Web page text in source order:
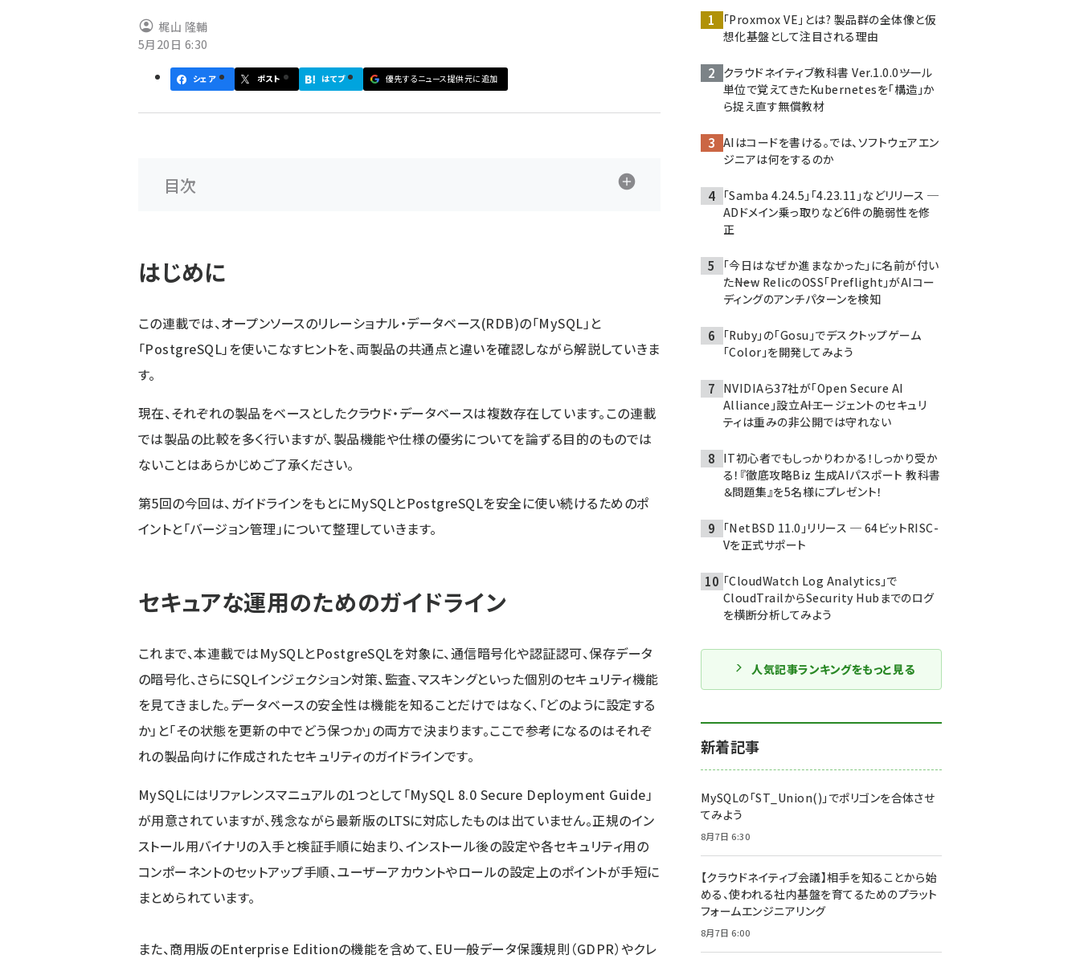
梶山 隆輔
5月20日 6:30
シェア ポスト はてブ 優先するニュース提供元に追加
目次
はじめに
この連載では、オープンソースのリレーショナル・データベース(RDB)の「MySQL」と
「PostgreSQL」を使いこなすヒントを、両製品の共通点と違いを確認しながら解説していきま
す。
現在、それぞれの製品をベースとしたクラウド・データベースは複数存在しています。この連載
では製品の比較を多く行いますが、製品機能や仕様の優劣についてを論ずる目的のものでは
ないことはあらかじめご了承ください。
第5回の今回は、ガイドラインをもとにMySQLとPostgreSQLを安全に使い続けるためのポ
イントと「バージョン管理」について整理していきます。
セキュアな運用のためのガイドライン
これまで、本連載ではMySQLとPostgreSQLを対象に、通信暗号化や認証認可、保存データ
の暗号化、さらにSQLインジェクション対策、監査、マスキングといった個別のセキュリティ機能
を見てきました。データベースの安全性は機能を知ることだけではなく、「どのように設定する
か」と「その状態を更新の中でどう保つか」の両方で決まります。ここで参考になるのはそれぞ
れの製品向けに作成されたセキュリティのガイドラインです。
MySQLにはリファレンスマニュアルの1つとして「MySQL 8.0 Secure Deployment Guide」
が用意されていますが、残念ながら最新版のLTSに対応したものは出ていません。正規のイン
ストール用バイナリの入手と検証手順に始まり、インストール後の設定や各セキュリティ用の
コンポーネントのセットアップ手順、ユーザーアカウントやロールの設定上のポイントが手短に
まとめられています。
また、商用版のEnterprise Editionの機能を含めて、EU一般データ保護規則（GDPR）やクレ
「Proxmox VE」とは? 製品群の全体像と仮
想化基盤として注目される理由
クラウドネイティブ教科書 Ver.1.0.0――ツール
単位で覚えてきたKubernetesを「構造」か
ら捉え直す無償教材
AIはコードを書ける。では、ソフトウェアエン
ジニアは何をするのか
「Samba 4.24.5」「4.23.11」などリリース ─
ADドメイン乗っ取りなど6件の脆弱性を修
正
「今日はなぜか進まなかった」に名前が付い
た――New RelicのOSS「Preflight」がAIコー
ディングのアンチパターンを検知
「Ruby」の「Gosu」でデスクトップゲーム
「Color」を開発してみよう
NVIDIAら37社が「Open Secure AI
Alliance」設立――AIエージェントのセキュリ
ティは重みの非公開では守れない
IT初心者でもしっかりわかる！しっかり受か
る！『徹底攻略Biz 生成AIパスポート 教科書
＆問題集』を5名様にプレゼント！
「NetBSD 11.0」リリース ─ 64ビットRISC-
Vを正式サポート
「CloudWatch Log Analytics」で
CloudTrailからSecurity Hubまでのログ
を横断分析してみよう
人気記事ランキングをもっと見る
新着記事
MySQLの「ST_Union()」でポリゴンを合体させ
てみよう
8月7日 6:30
【クラウドネイティブ会議】相手を知ることから始
める、使われる社内基盤を育てるためのプラット
フォームエンジニアリング
8月7日 6:00